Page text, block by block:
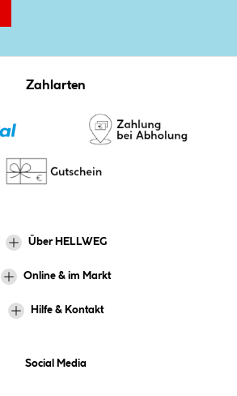
Zahlarten
Über HELLWEG
Online & im Markt
Hilfe & Kontakt
Social Media